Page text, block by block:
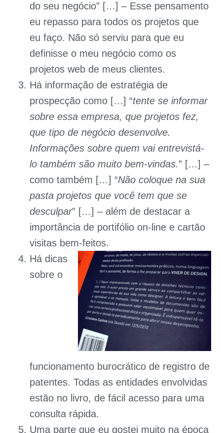
do seu negócio” […] – Esse pensamento
eu repasso para todos os projetos que
eu faço. Não só serviu para que eu
definisse o meu negócio como os
projetos web de meus clientes.
Há informação de estratégia de
prospecção como […] “tente se informar
sobre essa empresa, que projetos fez,
que tipo de negócio desenvolve.
Informações sobre quem vai entrevistá-
lo também são muito bem-vindas.” […] –
como também […] “Não coloque na sua
pasta projetos que você tem que se
desculpar” […] – além de destacar a
importância de portifólio on-line e cartão
visitas bem-feitos.
Há dicas
sobre o
funcionamento burocrático de registro de
patentes. Todas as entidades envolvidas
estão no livro, de fácil acesso para uma
consulta rápida.
Uma parte que eu gostei muito na época